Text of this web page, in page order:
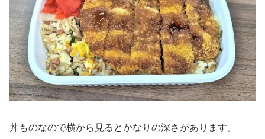
丼ものなので横から見るとかなりの深さがあります。